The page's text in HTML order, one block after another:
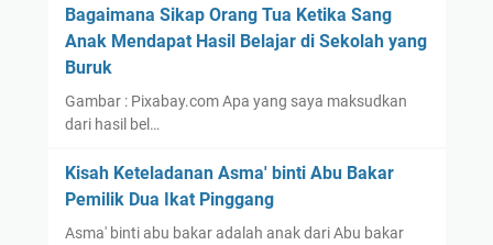
Bagaimana Sikap Orang Tua Ketika Sang
Anak Mendapat Hasil Belajar di Sekolah yang
Buruk
Gambar : Pixabay.com Apa yang saya maksudkan
dari hasil bel…
Kisah Keteladanan Asma' binti Abu Bakar
Pemilik Dua Ikat Pinggang
Asma' binti abu bakar adalah anak dari Abu bakar